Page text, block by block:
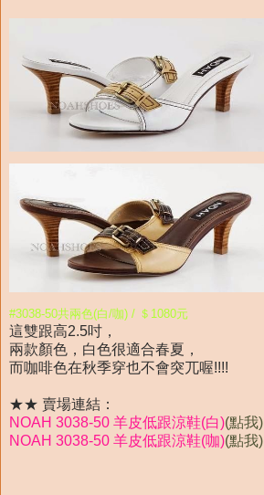
#3038-50共兩色(白/咖) / ＄1080元
這雙跟高2.5吋，
兩款顏色，白色很適合春夏，
而咖啡色在秋季穿也不會突兀喔!!!!
★★ 賣場連結：
NOAH 3038-50 羊皮低跟涼鞋(白)(點我)
NOAH 3038-50 羊皮低跟涼鞋(咖)(點我)